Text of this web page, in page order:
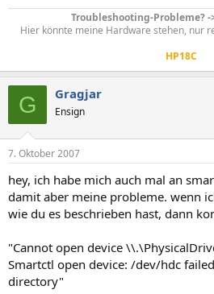
Troubleshooting-Probleme? -
Hier könnte meine Hardware stehen, nur
HP18C
G Gragjar
Ensign
7. Oktober 2007
hey, ich habe mich auch mal an
damit aber meine probleme. wenn
wie du es beschrieben hast, dann
"Cannot open device
Smartctl open device: /dev/hdc
directory"